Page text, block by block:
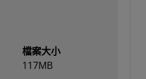
檔案大小
117MB